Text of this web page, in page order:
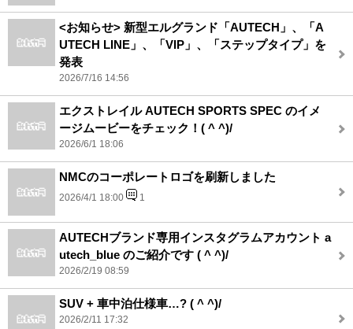
<お知らせ> 新型エルグランド「AUTECH」、「A
UTECH LINE」、「VIP」、「ステップタイプ」を
発表
2026/7/16 14:56
エクストレイル AUTECH SPORTS SPEC のイメ
ージムービーをチェック！( ^ ^)/
2026/6/1 18:06
NMCのコーポレートロゴを刷新しました
2026/4/1 18:00 1
AUTECHブランド専用インスタグラムアカウント a
utech_blue のご紹介です ( ^ ^)/
2026/2/19 08:59
SUV + 車中泊仕様車…? ( ^ ^)/
2026/2/11 17:32